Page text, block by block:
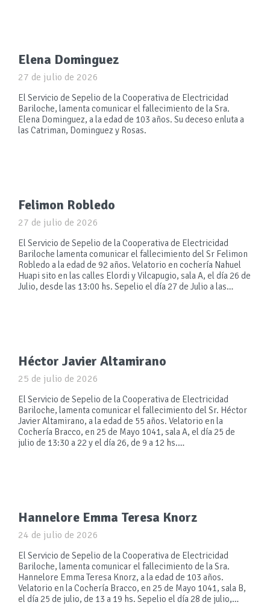
Elena Dominguez
27 de julio de 2026
El Servicio de Sepelio de la Cooperativa de Electricidad
Bariloche, lamenta comunicar el fallecimiento de la Sra.
Elena Dominguez, a la edad de 103 años. Su deceso enluta a
las Catriman, Dominguez y Rosas.
Felimon Robledo
27 de julio de 2026
El Servicio de Sepelio de la Cooperativa de Electricidad
Bariloche lamenta comunicar el fallecimiento del Sr Felimon
Robledo a la edad de 92 años. Velatorio en cochería Nahuel
Huapi sito en las calles Elordi y Vilcapugio, sala A, el día 26 de
Julio, desde las 13:00 hs. Sepelio el día 27 de Julio a las…
Héctor Javier Altamirano
25 de julio de 2026
El Servicio de Sepelio de la Cooperativa de Electricidad
Bariloche, lamenta comunicar el fallecimiento del Sr. Héctor
Javier Altamirano, a la edad de 55 años. Velatorio en la
Cochería Bracco, en 25 de Mayo 1041, sala A, el día 25 de
julio de 13:30 a 22 y el día 26, de 9 a 12 hs.…
Hannelore Emma Teresa Knorz
24 de julio de 2026
El Servicio de Sepelio de la Cooperativa de Electricidad
Bariloche, lamenta comunicar el fallecimiento de la Sra.
Hannelore Emma Teresa Knorz, a la edad de 103 años.
Velatorio en la Cochería Bracco, en 25 de Mayo 1041, sala B,
el día 25 de julio, de 13 a 19 hs. Sepelio el día 28 de julio,…